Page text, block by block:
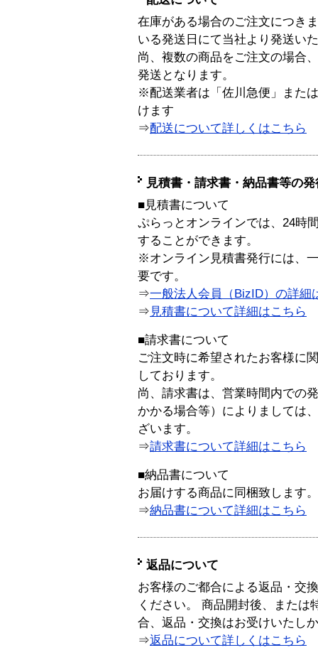
在庫がある場合のご注文につき
いる発送日にて当社より発送い
尚、複数の商品をご注文の場合
発送となります。
※配送業者は「佐川急便」また
けます
⇒配送について詳しくはこちら
見積書・請求書・納品書等の
■見積書について
ぷらっとオンラインでは、24時
することができます。
※オンライン見積書発行には、
要です。
⇒一般法人会員（BizID）の詳細
⇒ 見積書について詳細はこちら
■請求書について
ご注文時に希望されたお客様に
しております。
尚、請求書は、営業時間内での
かかる場合等）によりましては
ざいます。
⇒請求書について詳細はこちら
■納品書について
お届けする商品に同梱致します。
⇒納品書について詳細はこちら
返品について
お客様のご都合による返品・交
ください。 商品開封後、または
合、返品・交換はお受けいたし
⇒返品について詳しくはこちら